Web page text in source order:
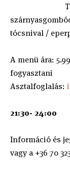
Tatár
tócsnival /
A menü ára:
fogyasztani
Asztalfoglalás: i
21:30- 24:00
Információ és
vagy a +36 70